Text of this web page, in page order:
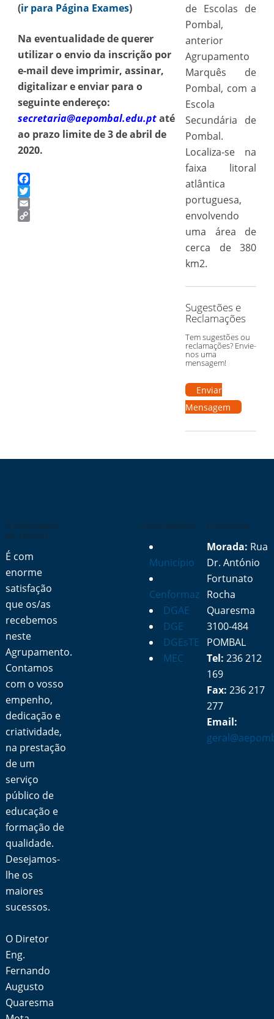
(ir para Página Exames)
Na eventualidade de querer
utilizar o envio da inscrição por
e-mail deve imprimir, assinar,
digitalizar e enviar para o
seguinte endereço:
secretaria@aepombal.edu.ptaté
ao prazo limite de 3 de abril de
2020.
Facebook
Twitter
Email
de Escolas de
Pombal,
anterior
Agrupamento
Marquês de
Pombal, com a
Escola
Secundária de
Pombal.
Localiza-se na
faixa litoral
atlântica
portuguesa,
envolvendo
uma área de
cerca de 380
km2.
Sugestões e
Reclamações
Tem sugestões ou
reclamações? Envie-
nos uma
mensagem!
Enviar
Mensagem
A Mensagem
do Diretor
É com
enorme
satisfação
que os/as
recebemos
neste
Agrupamento.
Contamos
com o vosso
empenho,
dedicação e
criatividade,
na prestação
de um
serviço
público de
educação e
formação de
qualidade.
Desejamos-
lhe os
maiores
sucessos.
O Diretor
Eng.
Fernando
Augusto
Quaresma
Links Rápidos
Município
Cenformaz
DGAE
DGE
DGEsTE
MEC
Contactos
Morada: Rua
Dr. António
Fortunato
Rocha
Quaresma
3100-484
POMBAL
Tel: 236 212
169
Fax: 236 217
277
Email: